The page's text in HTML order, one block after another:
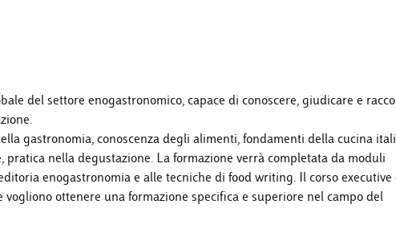
del settore enogastronomico, capace di conoscere, giudicare e
gastronomia, conoscenza degli alimenti, fondamenti della cucina
nella degustazione. La formazione verrà completata da moduli
enogastronomia e alle tecniche di food writing. Il corso executive
ottenere una formazione specifica e superiore nel campo del